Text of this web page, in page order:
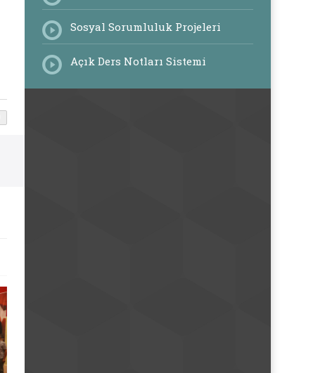
Sosyal Sorumluluk Projeleri
Açık Ders Notları Sistemi